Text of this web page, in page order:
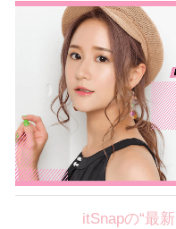
itSnapの“最